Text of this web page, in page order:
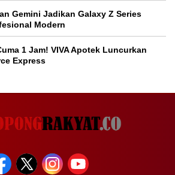
Gemini Jadikan Galaxy Z Series
Modern
1 Jam! VIVA Apotek Luncurkan
Express